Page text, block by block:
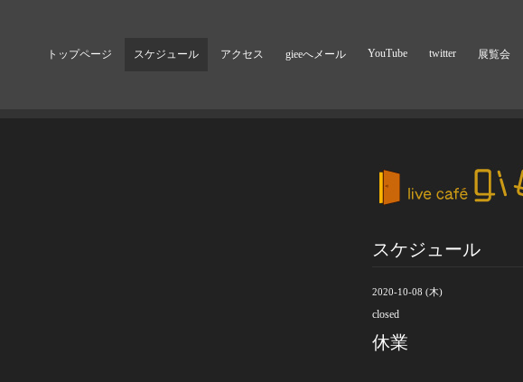
トップページ スケジュール アクセス gieeへメール YouTube twitter 展覧会
スケジュール
2020-10-08 (木)
closed
休業